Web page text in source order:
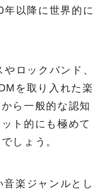
以降に世界的に
ロックバンド、
を取り入れた楽
ら一般的な認知
ト的にも極めて
しょう。
楽ジャンルとし